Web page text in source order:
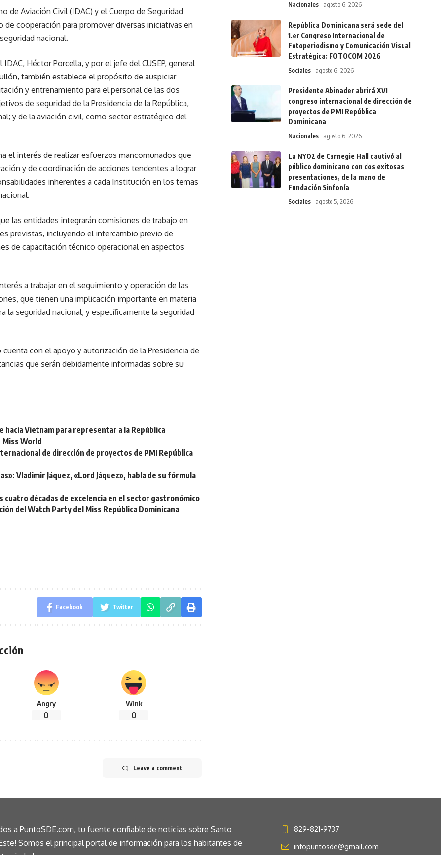
de Aviación Civil (IDAC) y el Cuerpo de Seguridad
de cooperación para promover diversas iniciativas en
nacional.
Héctor Porcella, y por el jefe del CUSEP, general
también establece el propósito de auspiciar
y entrenamiento para el personal de las dos
de seguridad de la Presidencia de la República,
y de la aviación civil, como sector estratégico del
el interés de realizar esfuerzos mancomunados que
y de coordinación de acciones tendentes a lograr
inherentes a cada Institución en los temas
las entidades integrarán comisiones de trabajo en
previstas, incluyendo el intercambio previo de
de capacitación técnico operacional en aspectos
a trabajar en el seguimiento y operación de las
que tienen una implicación importante en materia
la seguridad nacional, y específicamente la seguridad
con el apoyo y autorización de la Presidencia de
que serán debidamente informadas sobre su
hacia Vietnam para representar a la República
Miss World
de dirección de proyectos de PMI República
Vladimir Jáquez, «Lord Jáquez», habla de su fórmula
cuatro décadas de excelencia en el sector gastronómico
del Watch Party del Miss República Dominicana
Facebook Twitter
Angry
0
Wink
0
Leave a comment
Nacionales agosto 6, 2026
República Dominicana será sede del
1.er Congreso Internacional de
Fotoperiodismo y Comunicación Visual
Estratégica: FOTOCOM 2026
Sociales agosto 6, 2026
Presidente Abinader abrirá XVI
congreso internacional de dirección de
proyectos de PMI República
Dominicana
Nacionales agosto 6, 2026
La NYO2 de Carnegie Hall cautivó al
público dominicano con dos exitosas
presentaciones, de la mano de
Fundación Sinfonía
Sociales agosto 5, 2026
a PuntoSDE.com, tu fuente confiable de noticias sobre Santo
Somos el principal portal de información para los habitantes de
829-821-9737
infopuntosde@gmail.com